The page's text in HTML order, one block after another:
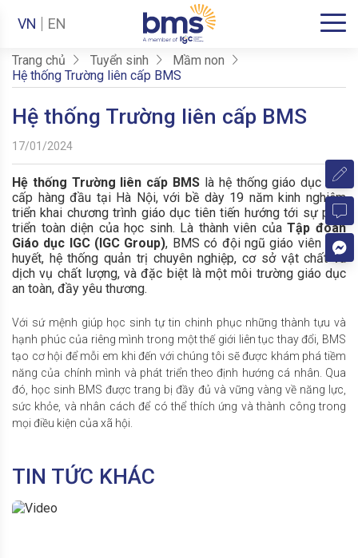
VN EN
Trang chủ Tuyển sinh
Mầm non
Hệ thống Trường liên cấp BMS
Hệ thống Trường liên cấp BMS
17/01/2024
Hệ thống Trường liên cấp BMS là hệ thống giáo dục liên
cấp hàng đầu tại Hà Nội, với bề dày 19 năm kinh nghiệm
triển khai chương trình giáo dục tiên tiến hướng tới sự phát
triển toàn diện của học sinh. Là thành viên củaTập đoàn
Giáo dục IGC (IGC Group), BMS có đội ngũ giáo viên tâm
huyết, hệ thống quản trị chuyên nghiệp, cơ sở vật chất và
dịch vụ chất lượng, và đặc biệt là một môi trường giáo dục
an toàn, đầy yêu thương.
Với sứ mệnh giúp học sinh tự tin chinh phục những thành tựu và
hạnh phúc của riêng mình trong một thế giới liên tục thay đổi, BMS
tạo cơ hội để mỗi em khi đến với chúng tôi sẽ được khám phá tiềm
năng của chính mình và phát triển theo định hướng cá nhân. Qua
đó, học sinh BMS được trang bị đầy đủ và vững vàng về năng lực,
sức khỏe, và nhân cách để có thể thích ứng và thành công trong
mọi điều kiện của xã hội.
TIN TỨC KHÁC